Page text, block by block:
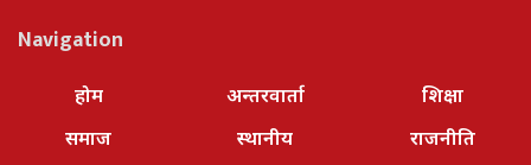
Navigation
होम
समाज
अन्तरवार्ता
स्थानीय
शिक्षा
राजनीति